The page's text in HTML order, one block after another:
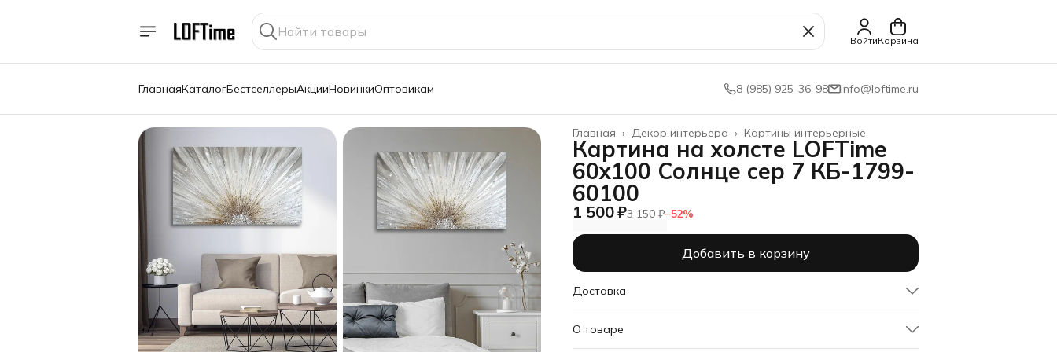
ВойтиКорзина
ГлавнаяКаталогБестселлерыАкцииНовинкиОптовикам 8 (985) 925-36-98 info@loftime.ru
Картины интерьерные
Декор интерьера ›
Главная ›
Картина на холсте LOFTime
60х100 Солнце сер 7 КБ-1799-
60100
1 500 ₽3 150 ₽−52%
Добавить в корзину
Доставка
О товаре